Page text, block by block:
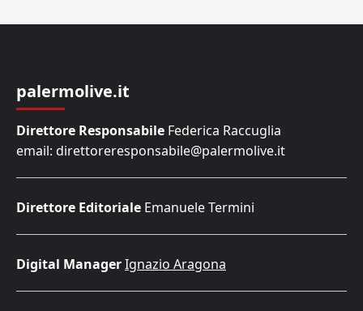
palermolive.it
Direttore Responsabile Federica Raccuglia
email: direttoreresponsabile@palermolive.it
Direttore Editoriale Emanuele Termini
Digital ManagerIgnazio Aragona